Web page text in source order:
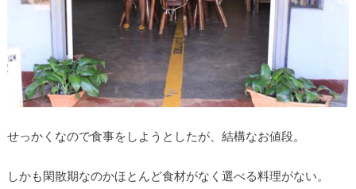
せっかくなので食事をしようとしたが、結構なお値段。
しかも閑散期なのかほとんど食材がなく選べる料理がない。